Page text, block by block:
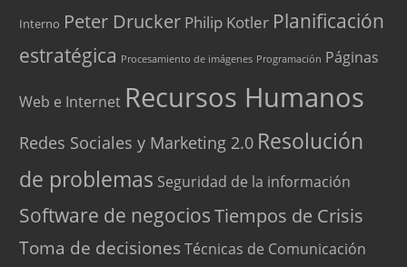
Interno Peter Drucker Philip Kotler Planificación
estratégica Procesamiento de imágenes Programación Páginas
Web e Internet Recursos Humanos
Redes Sociales y Marketing 2.0 Resolución
de problemas Seguridad de la información
Software de negociosTiempos de Crisis
Toma de decisiones Técnicas de Comunicación